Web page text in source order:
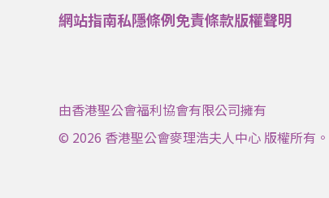
網站指南私隱條例免責條款版權聲明
由香港聖公會福利協會有限公司擁有
© 2026 香港聖公會麥理浩夫人中心 版權所有。